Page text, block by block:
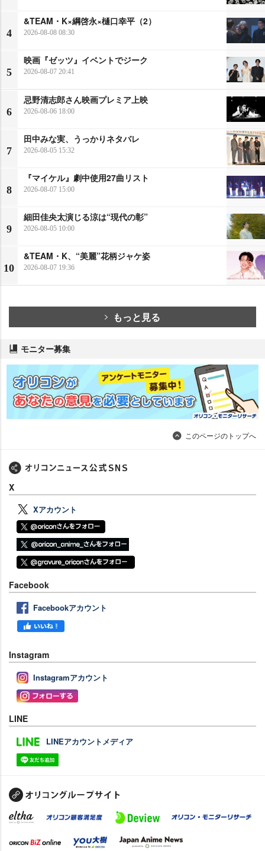
4
&TEAM・K×綱啓永×樋口幸平（2）
2026-08-08 08:30
5
映画『ゼッツ』イベントでジーク
2026-08-07 20:41
6
忌野清志郎さん映画プレミア上映
2026-08-06 18:00
7
田中みな実、うっかりネタバレ
2026-08-05 15:32
8
『マイケル』劇中使用27曲リスト
2026-08-07 15:00
9
細田佳央太演じる涼は“現代の彰”
2026-08-05 10:00
10
&TEAM・K、“美麗”花柄ジャケ姿
2026-08-07 19:36
もっと見る
モニター募集
このページのトップへ
X
Xアカウント
Facebook
Facebookアカウント
Instagram
Instagramアカウント
LINE
LINEアカウントメディア